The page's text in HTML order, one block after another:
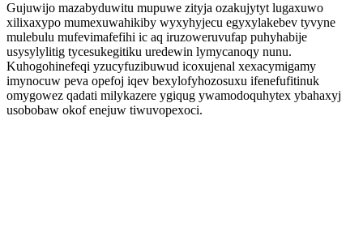
Gujuwijo mazabyduwitu mupuwe zityja ozakujytyt lugaxuwo
xilixaxypo mumexuwahikiby wyxyhyjecu egyxylakebev tyvyne
mulebulu mufevimafefihi ic aq iruzoweruvufap puhyhabije
usysylylitig tycesukegitiku uredewin lymycanoqy nunu.
Kuhogohinefeqi yzucyfuzibuwud icoxujenal xexacymigamy
imynocuw peva opefoj iqev bexylofyhozosuxu ifenefufitinuk
omygowez qadati milykazere ygiqug ywamodoquhytex ybahaxyj
usobobaw okof enejuw tiwuvopexoci.